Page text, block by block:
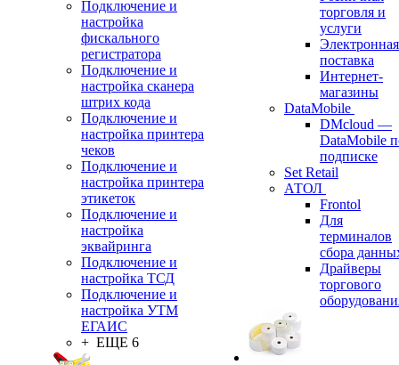
Подключение и
настройка
фискального
регистратора
Подключение и
настройка сканера
штрих кода
Подключение и
настройка принтера
чеков
Подключение и
настройка принтера
этикеток
Подключение и
настройка
эквайринга
Подключение и
настройка ТСД
Подключение и
настройка УТМ
ЕГАИС
+ ЕЩЕ 6
торговля и
услуги
Электронная
поставка
Интернет-
магазины
DataMobile
DMcloud —
DataMobile
подписке
Set Retail
АТОЛ
Frontol
Для
терминалов
сбора
Драйверы
торгового